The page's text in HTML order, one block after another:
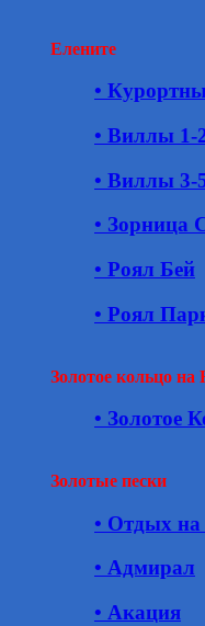
Елените
•
• Виллы 1-
• Виллы 3-
• Зорница
• Роял Бей
• Роял
Золотое кольцо на
• Золотое
Золотые пески
• Отдых на
• Адмирал
• Акация